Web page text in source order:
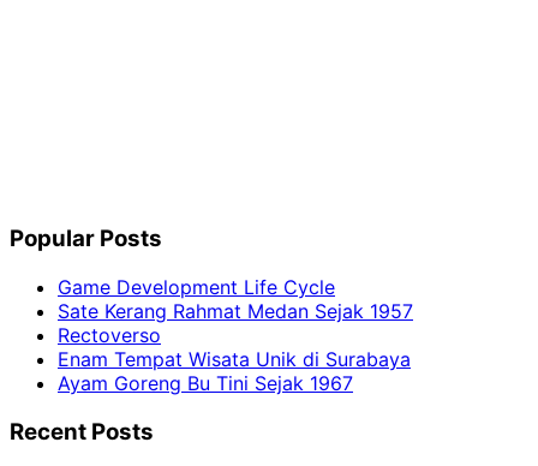
Popular Posts
Game Development Life Cycle
Sate Kerang Rahmat Medan Sejak 1957
Rectoverso
Enam Tempat Wisata Unik di Surabaya
Ayam Goreng Bu Tini Sejak 1967
Recent Posts